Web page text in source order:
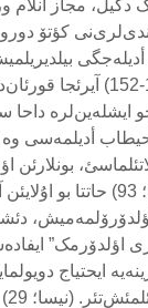
دگیل، مجاز آنلام
کندی‌لری‌نی کؤتۆ
وە (آعراف؛ 153-152)
ایشلەین‌لرە داحا
حیطاب أدیلمەسی
بونلارئن
گؤستریر. (باقارا؛ 93) حاتتا
اؤلدۆرمک”
ایحتیاج
(نیسا؛ 29)